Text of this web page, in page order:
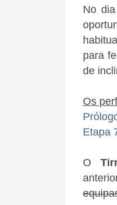
No
para
de
Os
Etapa
O